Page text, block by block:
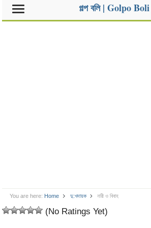
গল্প বলি | Golpo Boli
You are here: Home দু:খদায়ক নারী ও বিবাহ
(No Ratings Yet)